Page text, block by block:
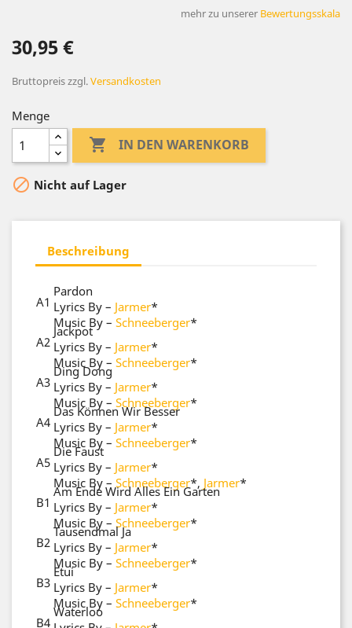
mehr zu unserer Bewertungsskala
30,95 €
Bruttopreiszzgl.Versandkosten
Menge
 IN DEN WARENKORB
 Nicht auf Lager
Beschreibung
A1
Pardon
Lyrics By – Jarmer*
Music By – Schneeberger*
A2
Jackpot
Lyrics By – Jarmer*
Music By – Schneeberger*
A3
Ding Dong
Lyrics By – Jarmer*
Music By – Schneeberger*
A4
Das Können Wir Besser
Lyrics By – Jarmer*
Music By – Schneeberger*
A5
Die Faust
Lyrics By – Jarmer*
Music By – Schneeberger*, Jarmer*
B1
Am Ende Wird Alles Ein Garten
Lyrics By – Jarmer*
Music By – Schneeberger*
B2
Tausendmal Ja
Lyrics By – Jarmer*
Music By – Schneeberger*
B3
Etui
Lyrics By – Jarmer*
Music By – Schneeberger*
B4
Waterloo